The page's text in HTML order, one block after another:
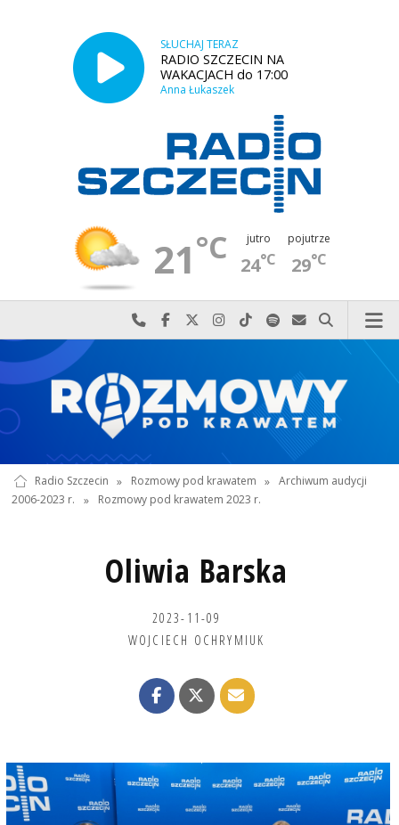
SŁUCHAJ TERAZ
RADIO SZCZECIN NA
WAKACJACH do 17:00
Anna Łukaszek
21°C jutro
24°C
pojutrze
29°C
Najlepiej po prostu do nas zadzwoń
Odwiedź nas na Facebook-u
Odwiedź nas na X
Odwiedź nas na Instagram-ie
Odwiedź nas na TikTok-u
Szukaj nas na Spotify
Wyślij do nas
Szukaj
Radio Szczecin » Rozmowy pod krawatem » Archiwum audycji
2006-2023 r.
» Rozmowy pod krawatem 2023 r.
Oliwia Barska
2023-11-09
WOJCIECH OCHRYMIUK